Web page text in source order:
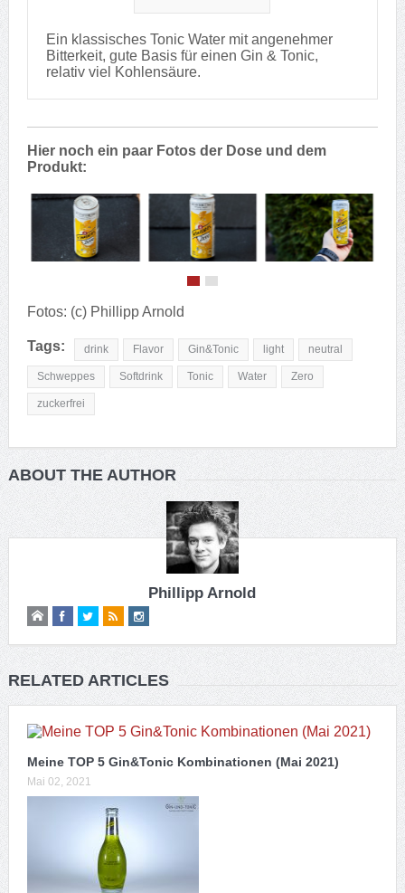
Ein klassisches Tonic Water mit angenehmer
Bitterkeit, gute Basis für einen Gin & Tonic,
relativ viel Kohlensäure.
Hier noch ein paar Fotos der Dose und dem
Produkt:
Fotos: (c) Phillipp Arnold
Tags: drink Flavor Gin&Tonic light neutral
Schweppes Softdrink Tonic Water Zero
zuckerfrei
ABOUT THE AUTHOR
Phillipp Arnold
RELATED ARTICLES
Meine TOP 5 Gin&Tonic Kombinationen (Mai 2021)
Mai 02, 2021